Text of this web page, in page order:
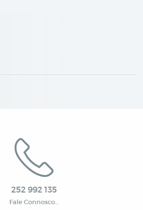
252 992 135
Fale Connosco…